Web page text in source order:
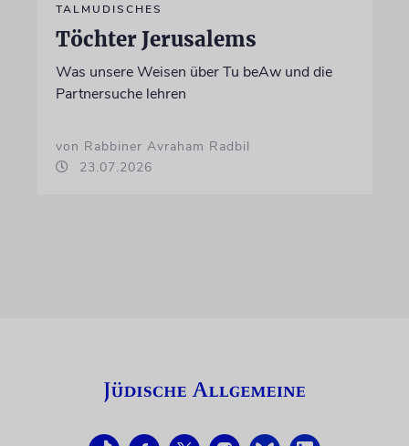
TALMUDISCHES
Töchter Jerusalems
Was unsere Weisen über Tu beAw und die
Partnersuche lehren
von Rabbiner Avraham Radbil
23.07.2026